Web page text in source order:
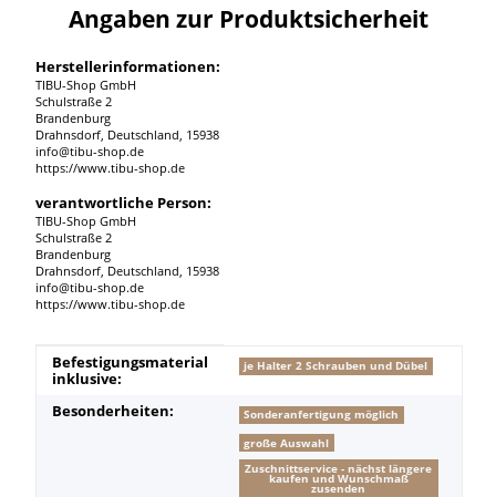
Angaben zur Produktsicherheit
Herstellerinformationen:
TIBU-Shop GmbH
Schulstraße 2
Brandenburg
Drahnsdorf, Deutschland, 15938
info@tibu-shop.de
https://www.tibu-shop.de
verantwortliche Person:
TIBU-Shop GmbH
Schulstraße 2
Brandenburg
Drahnsdorf, Deutschland, 15938
info@tibu-shop.de
https://www.tibu-shop.de
Produkteigenschaft
Wert
Befestigungsmaterial
inklusive:
je Halter 2 Schrauben und Dübel
Besonderheiten:
Sonderanfertigung möglich
große Auswahl
Zuschnittservice - nächst längere
kaufen und Wunschmaß
zusenden